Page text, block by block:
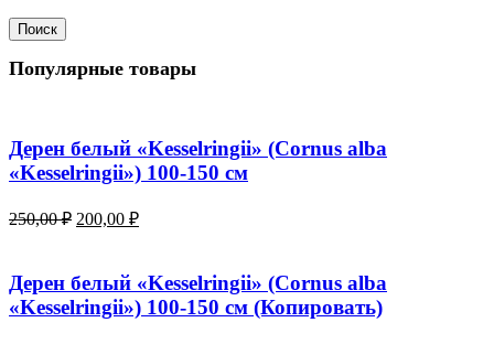
Поиск
Популярные товары
Дерен белый «Kesselringii» (Cornus alba
«Kesselringii») 100-150 см
250,00₽ Первоначальная
250,00 ₽.
200,00 ₽Текущая
Дерен белый «Kesselringii» (Cornus alba
«Kesselringii») 100-150 см (Копировать)